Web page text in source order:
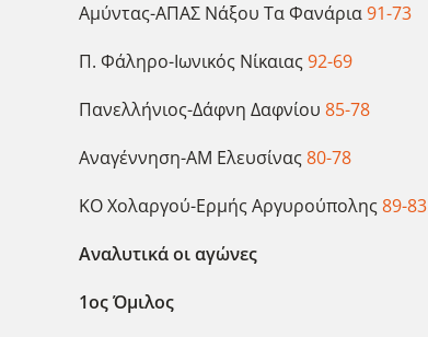
Αμύντας-ΑΠΑΣ Νάξου Τα Φανάρια91-73
Π. Φάληρο-Ιωνικός Νίκαιας92-69
Πανελλήνιος-Δάφνη Δαφνίου 85-78
Αναγέννηση-ΑΜ Ελευσίνας80-78
ΚΟ Χολαργού-Ερμής Αργυρούπολης89-83
Αναλυτικά οι αγώνες
1ος Όμιλος